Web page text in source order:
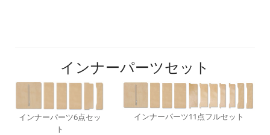
インナーパーツセット
インナーパーツ6点セッ
ト
インナーパーツ11点フルセット